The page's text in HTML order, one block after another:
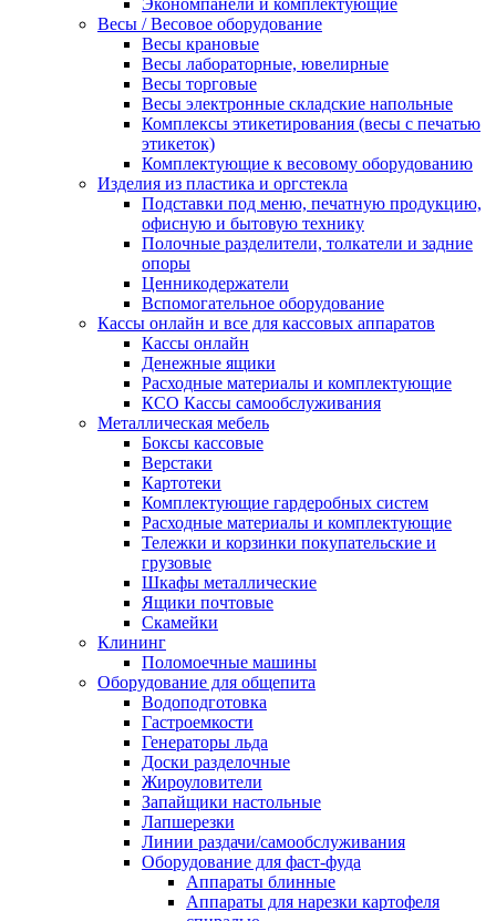
Экономпанели и комплектующие
Весы / Весовое оборудование
Весы крановые
Весы лабораторные, ювелирные
Весы торговые
Весы электронные складские напольные
Комплексы этикетирования (весы с печатью
этикеток)
Комплектующие к весовому оборудованию
Изделия из пластика и оргстекла
Подставки под меню, печатную продукцию,
офисную и бытовую технику
Полочные разделители, толкатели и задние
опоры
Ценникодержатели
Вспомогательное оборудование
Кассы онлайн и все для кассовых аппаратов
Кассы онлайн
Денежные ящики
Расходные материалы и комплектующие
КСО Кассы самообслуживания
Металлическая мебель
Боксы кассовые
Верстаки
Картотеки
Комплектующие гардеробных систем
Расходные материалы и комплектующие
Тележки и корзинки покупательские и
грузовые
Шкафы металлические
Ящики почтовые
Скамейки
Клининг
Поломоечные машины
Оборудование для общепита
Водоподготовка
Гастроемкости
Генераторы льда
Доски разделочные
Жироуловители
Запайщики настольные
Лапшерезки
Линии раздачи/самообслуживания
Оборудование для фаст-фуда
Аппараты блинные
Аппараты для нарезки картофеля